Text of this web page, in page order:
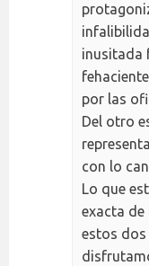
inusitada
por las
Del otro
con lo
Lo que
exacta
estos dos